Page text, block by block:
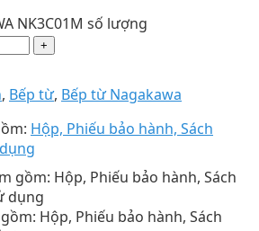
NK3C01M số lượng
, Bếp từ, Bếp từ Nagakawa
Hộp, Phiếu bảo hành, Sách
Hộp, Phiếu bảo hành, Sách